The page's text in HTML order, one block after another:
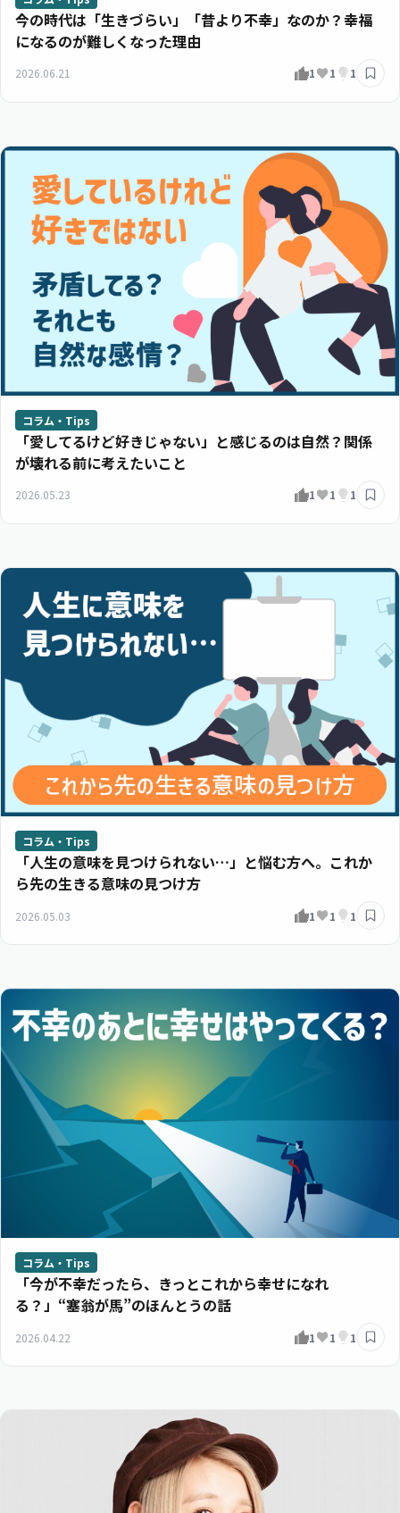
今の時代は「生きづらい」「昔より不幸」なのか？幸福
になるのが難しくなった理由
2026.06.21 1 1 1
コラム・Tips
「愛してるけど好きじゃない」と感じるのは自然？関係
が壊れる前に考えたいこと
2026.05.23 1 1 1
コラム・Tips
「人生の意味を見つけられない…」と悩む方へ。これか
ら先の生きる意味の見つけ方
2026.05.03 1 1 1
コラム・Tips
「今が不幸だったら、きっとこれから幸せになれ
る？」“塞翁が馬”のほんとうの話
2026.04.22 1 1 1